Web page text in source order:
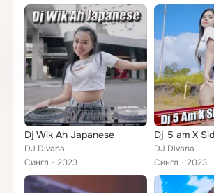
Dj Wik Ah Japanese
DJ Divana
Сингл
2023
DJ Divana
Сингл
2023